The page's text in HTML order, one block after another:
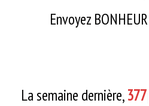
Envoyez BONHEUR
La semaine dernière,377